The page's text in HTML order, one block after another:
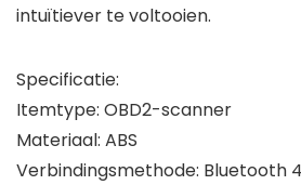
intuïtiever te voltooien.
Specificatie:
Itemtype: OBD2-scanner
Materiaal: ABS
Verbindingsmethode: Bluetooth